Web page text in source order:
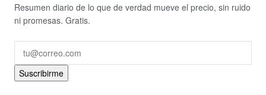
Resumen diario de lo que de verdad mueve el precio, sin ruido
ni promesas. Gratis.
Suscribirme